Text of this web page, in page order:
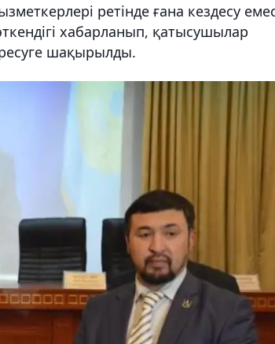
ретінде ғана кездесу
хабарланып, қатысушылар
шақырылды.